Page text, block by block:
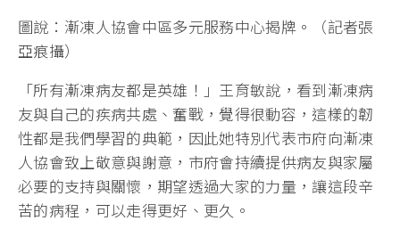
圖說：漸凍人協會中區多元服務中心揭牌。（記者張
亞痕攝）
「所有漸凍病友都是英雄！」王育敏說，看到漸凍病
友與自己的疾病共處、奮戰，覺得很動容，這樣的韌
性都是我們學習的典範，因此她特別代表市府向漸凍
人協會致上敬意與謝意，市府會持續提供病友與家屬
必要的支持與關懷，期望透過大家的力量，讓這段辛
苦的病程，可以走得更好、更久。